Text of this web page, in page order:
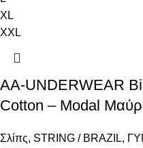
XL
XXL
AA-UNDERWEAR
Cotton – Modal
Σλίπς, STRING / BRAZIL,